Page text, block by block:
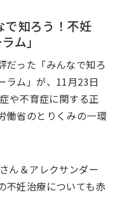
で知ろう！不妊
ム」
だった「みんなで知ろ
ラム」が、11月23日
や不育症に関する正
働省のとりくみの一環
ん＆アレクサンダー
不妊治療についても赤